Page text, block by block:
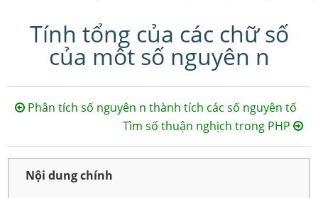
Tính tổng của các chữ số
của môt số nguyên n
Phân tích số nguyên n thành tích các số nguyên tố
Tìm số thuận nghịch trong PHP
Nội dung chính